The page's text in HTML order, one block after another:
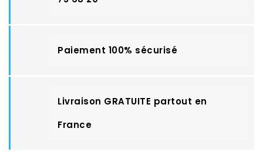
Paiement 100% sécurisé
Livraison GRATUITE partout en
France